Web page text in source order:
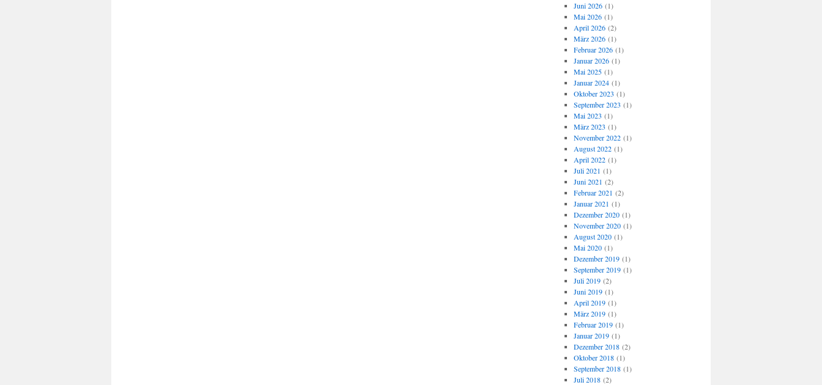
Juni 2026(1)
Mai 2026(1)
April 2026(2)
März 2026(1)
Februar 2026(1)
Januar 2026(1)
Mai 2025(1)
Januar 2024(1)
Oktober 2023 (1)
September 2023 (1)
Mai 2023 (1)
März 2023 (1)
November 2022(1)
August 2022(1)
April 2022(1)
Juli 2021 (1)
Juni 2021 (2)
Februar 2021 (2)
Januar 2021 (1)
Dezember 2020(1)
November 2020(1)
August 2020(1)
Mai 2020(1)
Dezember 2019(1)
September 2019(1)
Juli 2019(2)
Juni 2019(1)
April 2019(1)
März 2019(1)
Februar 2019(1)
Januar 2019(1)
Dezember 2018(2)
Oktober 2018(1)
September 2018(1)
Juli 2018(2)